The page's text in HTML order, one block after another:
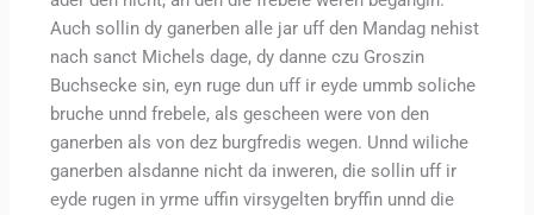
Auch sollin dy ganerben alle jar uff den Mandag nehist
nach sanct Michels dage, dy danne czu Groszin
Buchsecke sin, eyn ruge dun uff ir eyde ummb soliche
bruche unnd frebele, als gescheen were von den
ganerben als von dez burgfredis wegen. Unnd wiliche
ganerben alsdanne nicht da inweren, die sollin uff ir
eyde rugen in yrme uffin virsygelten bryffin unnd die